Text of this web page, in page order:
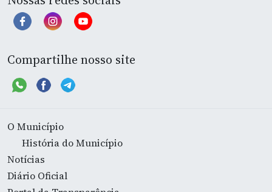
Compartilhe nosso site
O Município
História do Município
Notícias
Diário Oficial